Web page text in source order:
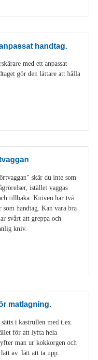
handtag.
med ett anpassat
gör den lättare att hålla
skär du inte som
istället vaggas
tillbaka. Kniven har två
som handtag. Kan vara bra
svårt att greppa och
kniv.
matlagning.
i kastrullen med t.ex.
för att lyfta hela
man ur kokkorgen och
av. lätt att ta upp.